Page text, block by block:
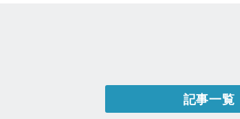
記事一覧